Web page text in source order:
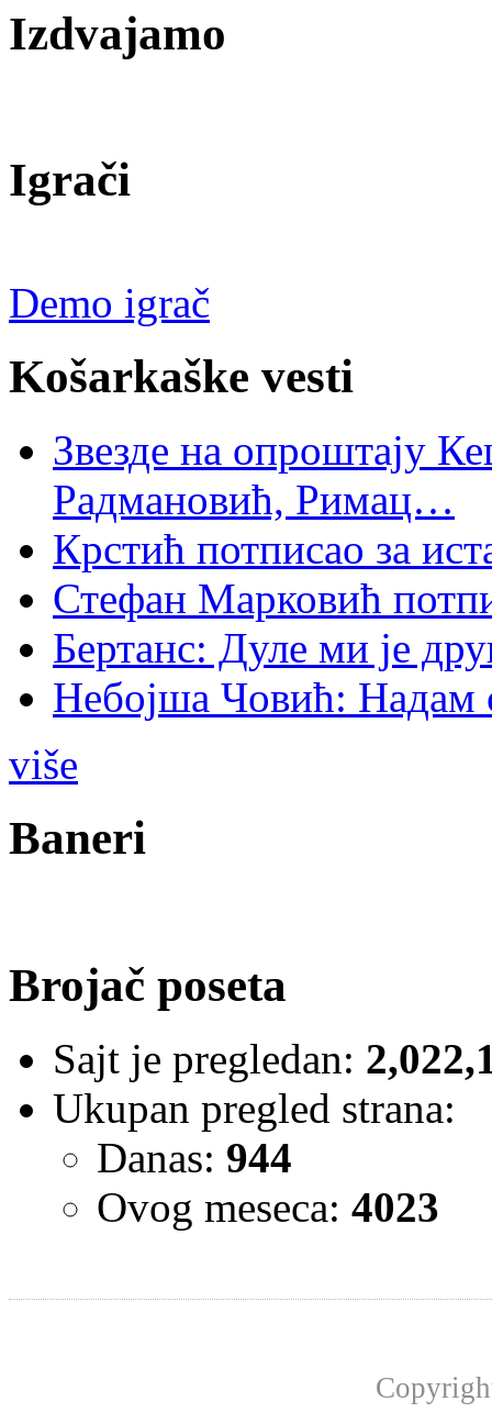
Izdvajamo
Igrači
Demo igrač
Košarkaške vesti
Звезде на опроштају
Радмановић, Римац…
Крстић потписао за
Стефан Марковић
Бертанс: Дуле ми је
Небојша Човић: Надам
više
Baneri
Brojač poseta
Sajt je pregledan:
Ukupan pregled strana:
Danas: 944
Ovog meseca: 4023